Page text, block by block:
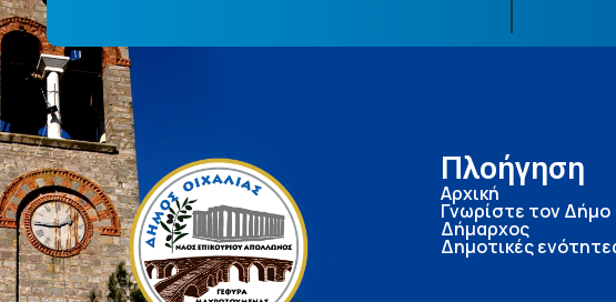
Πλοήγηση
Αρχική
Γνωρίστε τον Δήμο
Δήμαρχος
Δημοτικές